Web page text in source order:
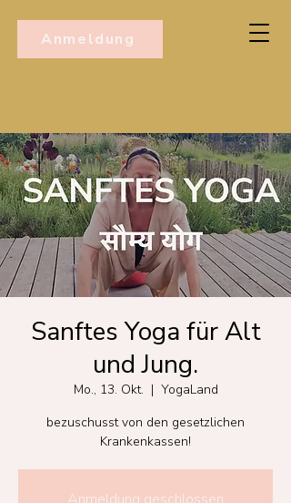
Anmeldung
Sanftes Yoga für Alt
und Jung.
Mo., 13. Okt.
  |
YogaLand
bezuschusst von den gesetzlichen
Krankenkassen!